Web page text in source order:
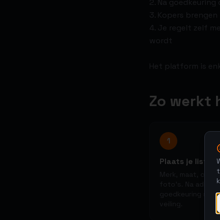
2. Na
3. Kopers
4. Je regelt zelf
wordt
Het platform is
Zo werkt
1
Plaats je listing
Merk, maat,
foto's. Na admin-
goedkeuring